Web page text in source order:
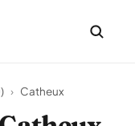
› Catheux